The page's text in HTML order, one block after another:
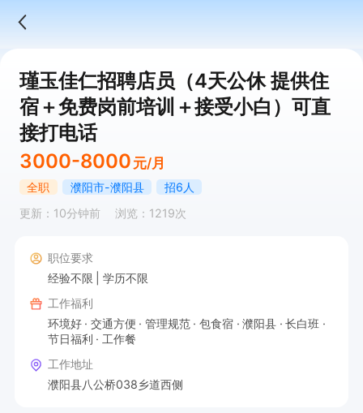
瑾玉佳仁招聘店员（4天公休 提供住
宿＋免费岗前培训＋接受小白）可直
接打电话
3000-8000 元/月
全职 濮阳市-濮阳县
招6人
更新：10分钟前
浏览：1219次
职位要求
经验不限
学历不限
工作福利
环境好
交通方便 管理规范 包食宿 濮阳县
长白班
节日福利
工作餐
工作地址
濮阳县八公桥038乡道西侧